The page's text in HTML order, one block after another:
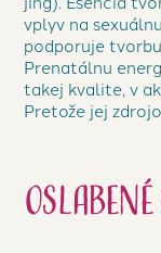
vplyv na
podporuje
Prenatálnu
takej kvalite, v
Pretože jej